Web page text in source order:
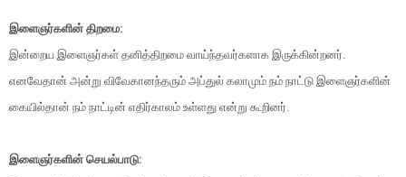
இளைஞர்களின் திறமை:
இன்றைய இளைஞர்கள் தனித்திறமை வாய்ந்தவர்களாக இருக்கின்றனர்.
எனவேதான் அன்று விவேகானந்தரும் அப்துல் கலாமும் நம் நாட்டு இளைஞர்களின்
கையில்தான் நம் நாட்டின் எதிர்காலம் உள்ளது என்று கூறினர்.
இளைஞர்களின் செயல்பாடு: